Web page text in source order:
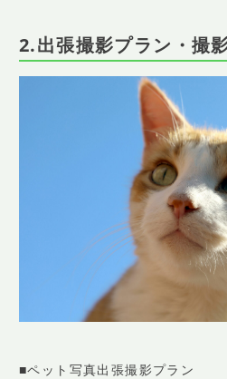
2.出張撮影プラン・撮
■ペット写真出張撮影プラン